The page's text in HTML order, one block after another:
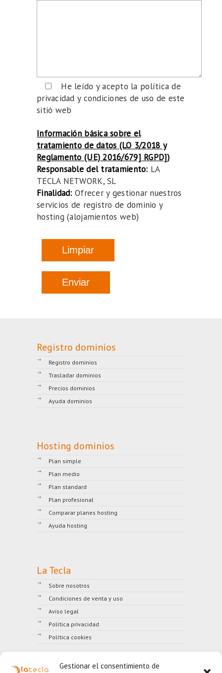
Gestionar el consentimiento de
He leído y acepto la política de
privacidad y condiciones de uso de este
sitió web
Información básica sobre el
tratamiento de datos (LO 3/2018 y
Reglamento (UE) 2016/679] RGPD])
Responsable del tratamiento: LA
TECLA NETWORK, SL
Finalidad: Ofrecer y gestionar nuestros
servicios de registro de dominio y
hosting (alojamientos web)
Registro dominios
Registro dominios
Trasladar dominios
Precios dominios
Ayuda dominios
Hosting dominios
Plan simple
Plan medio
Plan standard
Plan profesional
Comparar planes hosting
Ayuda hosting
La Tecla
Sobre nosotros
Condiciones de venta y uso
Aviso legal
Política privacidad
Política cookies